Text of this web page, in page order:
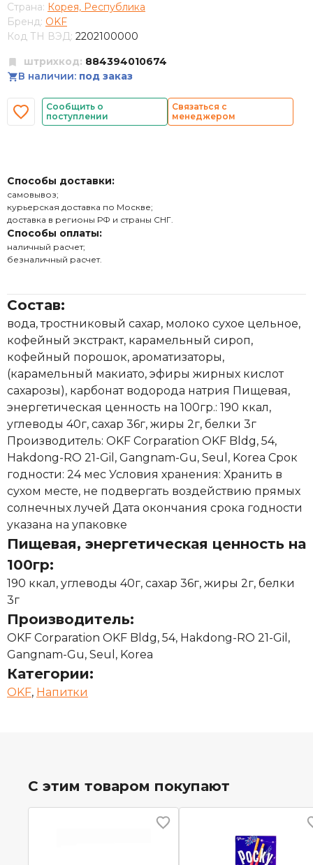
Страна: Корея, Республика
Бренд: OKF
Код ТН ВЭД: 2202100000
штрихкод: 884394010674
В наличии: под заказ
Сообщить о
поступлении
Связаться с
менеджером
Способы доставки:
самовывоз;
курьерская доставка по Москве;
доставка в регионы РФ и страны СНГ.
Способы оплаты:
наличный расчет;
безналичный расчет.
Состав:
вода, тростниковый сахар, молоко сухое цельное,
кофейный экстракт, карамельный сироп,
кофейный порошок, ароматизаторы,
(карамельный макиато, эфиры жирных кислот
сахарозы), карбонат водорода натрия Пищевая,
энергетическая ценность на 100гр.: 190 ккал,
углеводы 40г, сахар 36г, жиры 2г, белки 3г
Производитель: OKF Corparation OKF Bldg, 54,
Hakdong-RO 21-Gil, Gangnam-Gu, Seul, Korea Срок
годности: 24 мес Условия хранения: Хранить в
сухом месте, не подвергать воздействию прямых
солнечных лучей Дата окончания срока годности
указана на упаковке
Пищевая, энергетическая ценность на
100гр:
190 ккал, углеводы 40г, сахар 36г, жиры 2г, белки
3г
Производитель:
OKF Corparation OKF Bldg, 54, Hakdong-RO 21-Gil,
Gangnam-Gu, Seul, Korea
Категории:
OKF, Напитки
С этим товаром покупают